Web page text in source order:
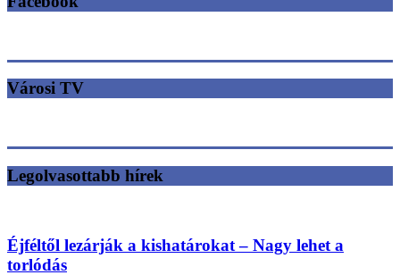
Városi TV
Legolvasottabb hírek
Éjféltől lezárják a kishatárokat – Nagy lehet a
torlódás